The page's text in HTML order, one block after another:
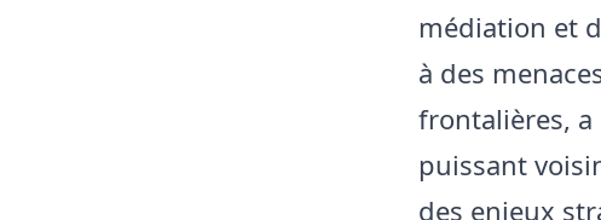
médiation et
à des
frontalières,
puissant
des enjeux